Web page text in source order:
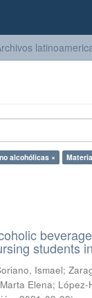
alcohólicas ×
students
Ismael;
Elena; López-